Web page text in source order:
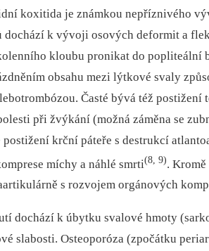
koxitida je známkou nepříznivého
dochází k vývoji osových deformit a
kloubu pronikat do popliteální
obsahu mezi lýtkové svaly
Časté bývá též
při žvýkání (možná záměna se
krční páteře s destrukcí
míchy a náhlé smrti(8, 9).
s rozvojem orgánových
dochází k úbytku svalové hmoty
slabosti. Osteoporóza (zpočátku